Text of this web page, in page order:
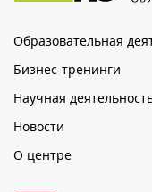
Образовательная
Бизнес-тренинги
Научная
Новости
О центре